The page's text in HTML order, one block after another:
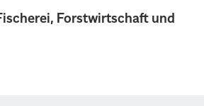
Forstwirtschaft und